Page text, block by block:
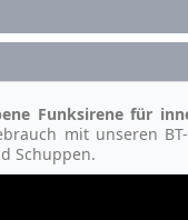
Funksirene für
mit unseren
Schuppen.